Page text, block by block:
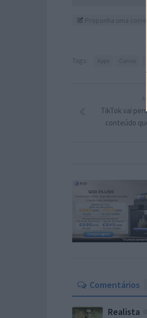
Proponha uma
Tags:
TikTok vai
conteúdo
Comentários
Realista